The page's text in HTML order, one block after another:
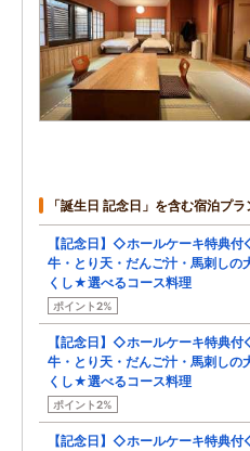
「誕生日 記念日」を含む宿泊プラ
【記念日】◇ホールケーキ特典
牛・とり天・だんご汁・馬刺しの
くし★選べるコース料理
ポイント2%
【記念日】◇ホールケーキ特典
牛・とり天・だんご汁・馬刺しの
くし★選べるコース料理
ポイント2%
【記念日】◇ホールケーキ特典